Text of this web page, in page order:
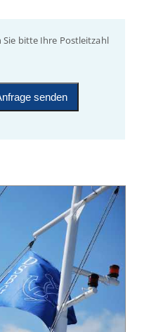
Sie bitte Ihre Postleitzahl